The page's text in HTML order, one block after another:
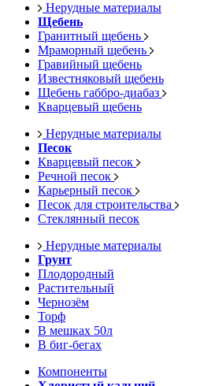
Нерудные материалы
Щебень
Гранитный щебень
Мраморный щебень
Гравийный щебень
Известняковый щебень
Щебень габбро-диабаз
Кварцевый щебень
Нерудные материалы
Песок
Кварцевый песок
Речной песок
Карьерный песок
Песок для строительства
Стеклянный песок
Нерудные материалы
Грунт
Плодородный
Растительный
Чернозём
Торф
В мешках 50л
В биг-бегах
Компоненты